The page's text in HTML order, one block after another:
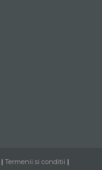
| Termenii si conditii |